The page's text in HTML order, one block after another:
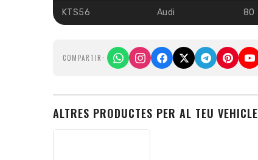
KTS56 Audi 80
COMPARTIR:
ALTRES PRODUCTES PER AL TEU VEHICLE